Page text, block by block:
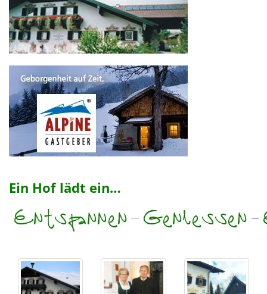
Ein Hof lädt ein…